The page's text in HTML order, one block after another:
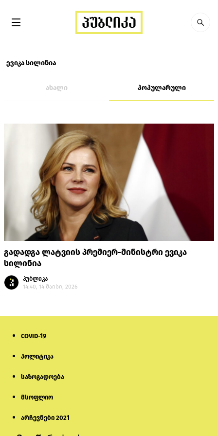
ევიკა სილინია
ახალი პოპულარული
გადადგა ლატვიის პრემიერ-მინისტრი ევიკა
სილინია
პუბლიკა
14:40, 14 მაისი, 2026
COVID-19
პოლიტიკა
საზოგადოება
მსოფლიო
არჩევნები 2021